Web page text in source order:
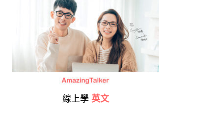
線上學 英文